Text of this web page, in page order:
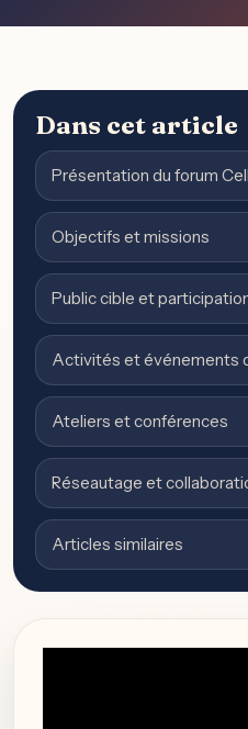
Dans cet article
Présentation du forum
Objectifs et missions
Public cible et
Activités et événements
Ateliers et conférences
Réseautage et
Articles similaires